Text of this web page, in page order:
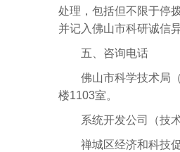
处理，包括但不限于停
并记入佛山市科研诚信
五、咨询电话
佛山市科学技术局（
楼1103室。
系统开发公司（技术
禅城区经济和科技促